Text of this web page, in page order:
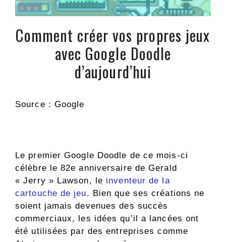
Comment créer vos propres jeux
avec Google Doodle
d’aujourd’hui
Source : Google
Le premier Google Doodle de ce mois-ci
célèbre le 82e anniversaire de Gerald
« Jerry » Lawson, le inventeur de la
cartouche de jeu. Bien que ses créations ne
soient jamais devenues des succès
commerciaux, les idées qu’il a lancées ont
été utilisées par des entreprises comme